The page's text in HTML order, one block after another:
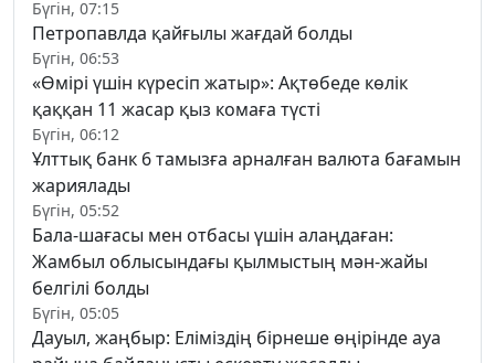
Бүгін, 07:15
Петропавлда қайғылы жағдай болды
Бүгін, 06:53
«Өмірі үшін күресіп жатыр»: Ақтөбеде көлік
қаққан 11 жасар қыз комаға түсті
Бүгін, 06:12
Ұлттық банк 6 тамызға арналған валюта бағамын
жариялады
Бүгін, 05:52
Бала-шағасы мен отбасы үшін алаңдаған:
Жамбыл облысындағы қылмыстың мән-жайы
белгілі болды
Бүгін, 05:05
Дауыл, жаңбыр: Еліміздің бірнеше өңірінде ауа